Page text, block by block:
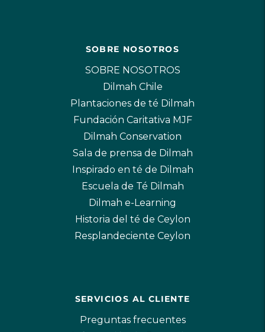
SOBRE NOSOTROS
SOBRE NOSOTROS
Dilmah Chile
Plantaciones de té Dilmah
Fundación Caritativa MJF
Dilmah Conservation
Sala de prensa de Dilmah
Inspirado en té de Dilmah
Escuela de Té Dilmah
Dilmah e-Learning
Historia del té de Ceylon
Resplandeciente Ceylon
SERVICIOS AL CLIENTE
Preguntas frecuentes